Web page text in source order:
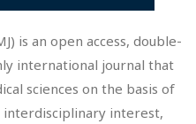
is an open access, double-
international journal that
sciences on the basis of
interest,